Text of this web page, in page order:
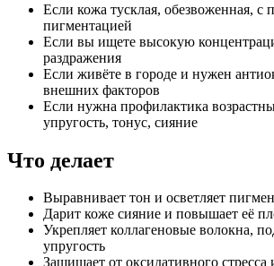
Если кожа тусклая, обезвоженная, с
пигментацией
Если вы ищете высокую
раздражения
Если живёте в городе и нужен
внешних факторов
Если нужна профилактика
упругость, тонус, сияние
Что делает
Выравнивает тон и осветляет
Дарит коже сияние и повышает её
Укрепляет коллагеновые волокна,
упругость
Защищает от оксидативного стресса